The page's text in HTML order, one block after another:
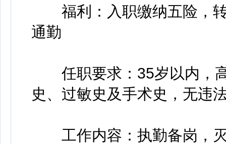
福利：入职缴纳五险，转
通勤
任职要求：35岁以内，高
史、过敏史及手术史，无违
工作内容：执勤备岗，灭